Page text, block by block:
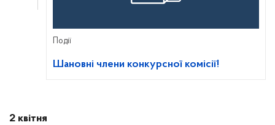
Події
Шановні члени конкурсної комісії!
2 квітня